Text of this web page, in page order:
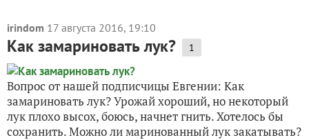
irindom 17 августа 2016, 19:10
Как замариновать лук? 1
Вопрос от нашей подписчицы Евгении: Как
замариновать лук? Урожай хороший, но некоторый
лук плохо высох, боюсь, начнет гнить. Хотелось бы
сохранить. Можно ли маринованный лук закатывать?